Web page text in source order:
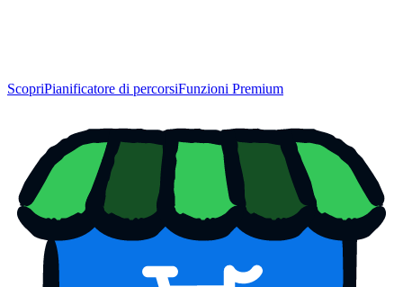
ScopriPianificatore di percorsiFunzioni Premium